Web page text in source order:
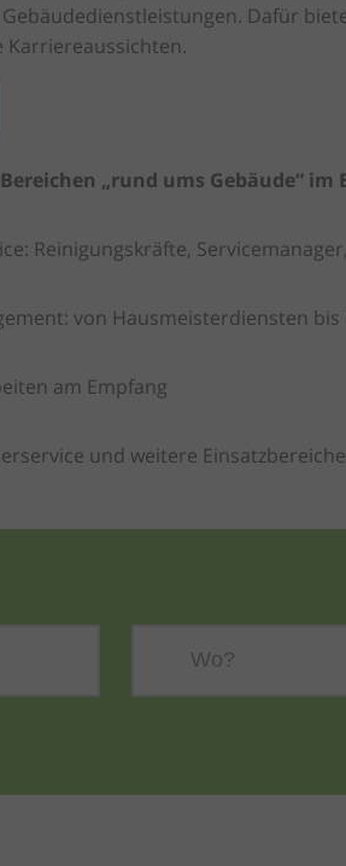
Dafür
Karriereaussichten.
„rund ums Gebäude“
Reinigungskräfte,
von Hausmeisterdiensten
am Empfang
und weitere Einsatzbereiche